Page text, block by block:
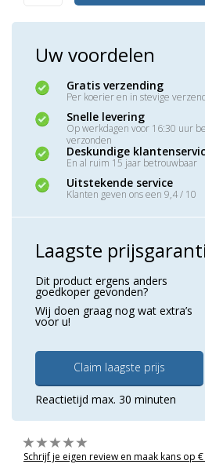
Uw voordelen
Gratis verzending
Per koerier en in stevige
Snelle levering
Op werkdagen voor 16:30 uur
verzonden
Deskundige
En al ruim 15 jaar betrouwbaar
Uitstekende service
Klanten geven ons een 9,4 / 10
Laagste
Dit product ergens anders
goedkoper gevonden?
Wij doen graag nog wat extra’s
voor u!
Claim laagste prijs
Reactietijd max. 30 minuten
Schrijf je eigen review en maak kans op